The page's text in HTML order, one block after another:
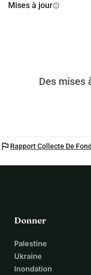
Mises à jourinfo
Des mises
flag Rapport Collecte De
Donner
Palestine
Ukraine
Inondation